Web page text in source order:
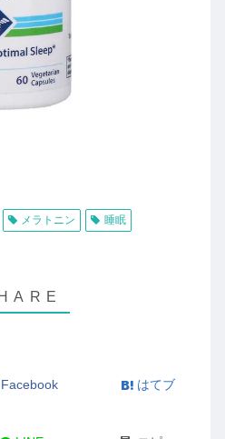
メラトニン 睡眠
Facebook はてブ